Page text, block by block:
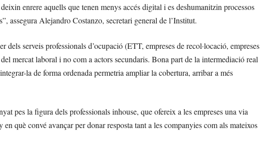
enrere aquells que tenen menys accés digital i es deshumanitzin processos
assegura Alejandro Costanzo, secretari general de l’Institut.
serveis professionals d’ocupació (ETT, empreses de recol·locació, empreses
mercat laboral i no com a actors secundaris. Bona part de la intermediació real
la de forma ordenada permetria ampliar la cobertura, arribar a més
pes la figura dels professionals inhouse, que ofereix a les empreses una via
què convé avançar per donar resposta tant a les companyies com als mateixos